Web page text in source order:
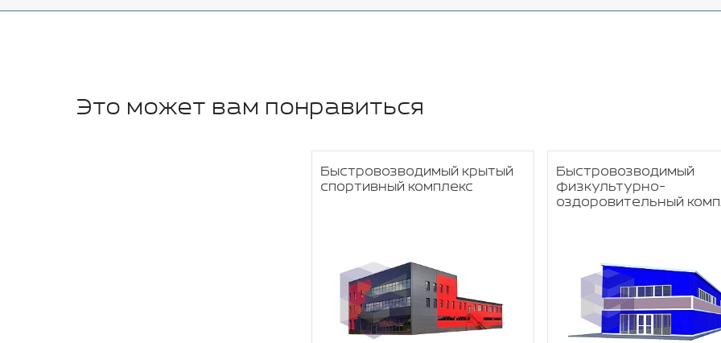
Это может вам понравиться
Быстровозводимый крытый
спортивный комплекс
Быстровозводимый
физкультурно-
оздоровительный